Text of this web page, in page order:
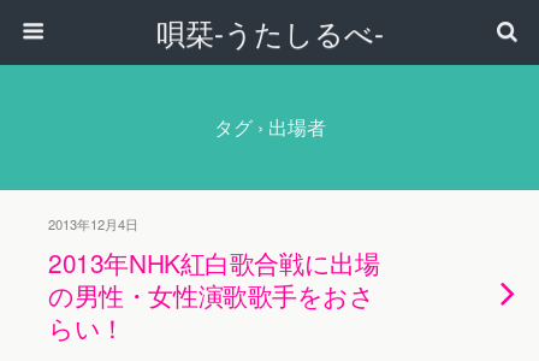
唄栞-うたしるべ-
タグ › 出場者
2013年12月4日
2013年NHK紅白歌合戦に出場
の男性・女性演歌歌手をおさ
らい！